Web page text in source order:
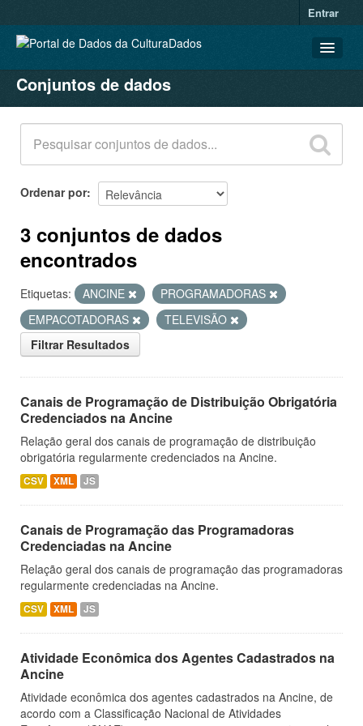
Entrar
CONJUNTOS DE DADOS
ORGANIZAÇÕES
GRUPOS
SOBRE
Conjuntos de dados
Ordenar por
3 conjuntos de dados
encontrados
Etiquetas: ANCINE
PROGRAMADORAS
EMPACOTADORAS
TELEVISÃO
Filtrar Resultados
Canais de Programação de Distribuição Obrigatória
Credenciados na Ancine
Relação geral dos canais de programação de distribuição
obrigatória regularmente credenciados na Ancine.
CSV XML JS
Canais de Programação das Programadoras
Credenciadas na Ancine
Relação geral dos canais de programação das programadoras
regularmente credenciadas na Ancine.
CSV XML JS
Atividade Econômica dos Agentes Cadastrados na
Ancine
Atividade econômica dos agentes cadastrados na Ancine, de
acordo com a Classificação Nacional de Atividades